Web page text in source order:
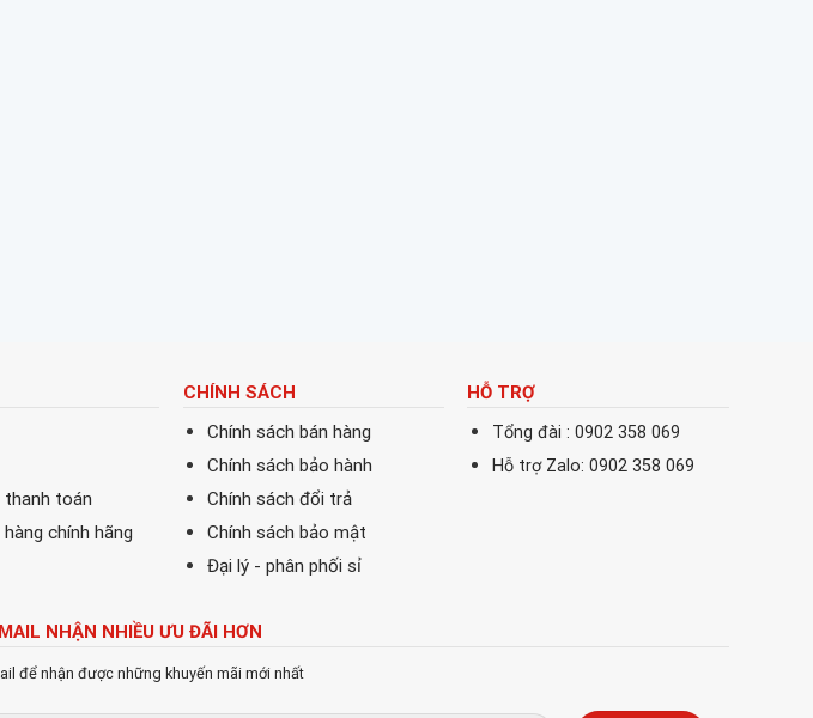
thanh toán
chính hãng
CHÍNH SÁCH
Chính sách bán hàng
Chính sách bảo hành
Chính sách đổi trả
Chính sách bảo mật
Đại lý - phân phối sỉ
HỖ TRỢ
Tổng đài : 0902 358 069
Hỗ trợ Zalo: 0902 358 069
NHẬN NHIỀU ƯU ĐÃI HƠN
để nhận được những khuyến mãi mới nhất